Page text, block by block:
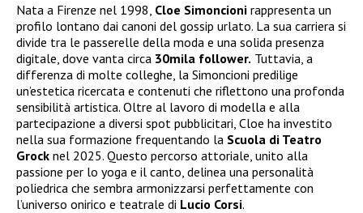
Nata a Firenze nel 1998, Cloe Simoncioni rappresenta un
profilo lontano dai canoni del gossip urlato. La sua carriera si
divide tra le passerelle della moda e una solida presenza
digitale, dove vanta circa 30mila follower. Tuttavia, a
differenza di molte colleghe, la Simoncioni predilige
un’estetica ricercata e contenuti che riflettono una profonda
sensibilità artistica. Oltre al lavoro di modella e alla
partecipazione a diversi spot pubblicitari, Cloe ha investito
nella sua formazione frequentando la Scuola di Teatro
Grock nel 2025. Questo percorso attoriale, unito alla
passione per lo yoga e il canto, delinea una personalità
poliedrica che sembra armonizzarsi perfettamente con
l’universo onirico e teatrale di Lucio Corsi.